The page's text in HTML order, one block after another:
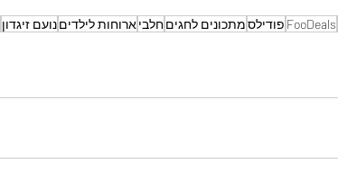
FooDeals פודילסמתכונים לחגיםחלביארוחות לילדיםנועם זיגדון